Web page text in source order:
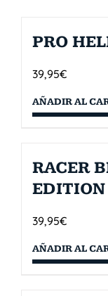
PRO
39,95€
AÑADIR AL
RACER
EDITION
39,95€
AÑADIR AL